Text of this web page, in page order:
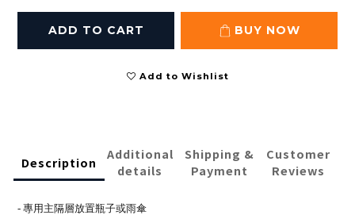
ADD TO CART BUY NOW
Add to Wishlist
Description
Additional
details
Shipping &
Payment
Customer
Reviews
- 專用主隔層放置瓶子或雨傘